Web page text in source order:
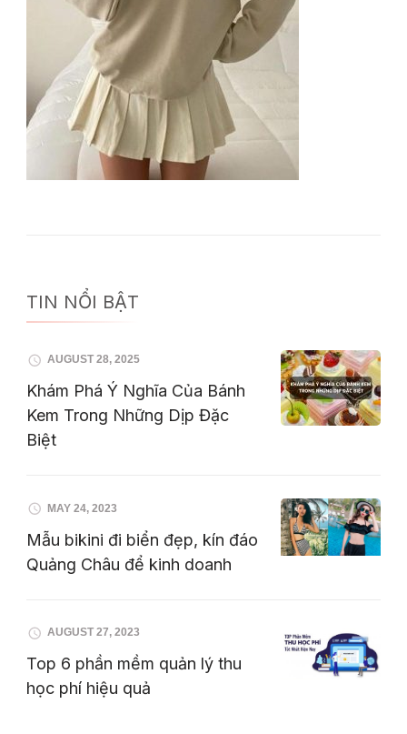
TIN NỔI BẬT
AUGUST 28, 2025
Khám Phá Ý Nghĩa Của Bánh
Kem Trong Những Dịp Đặc
Biệt
MAY 24, 2023
Mẫu bikini đi biển đẹp, kín đáo
Quảng Châu để kinh doanh
AUGUST 27, 2023
Top 6 phần mềm quản lý thu
học phí hiệu quả